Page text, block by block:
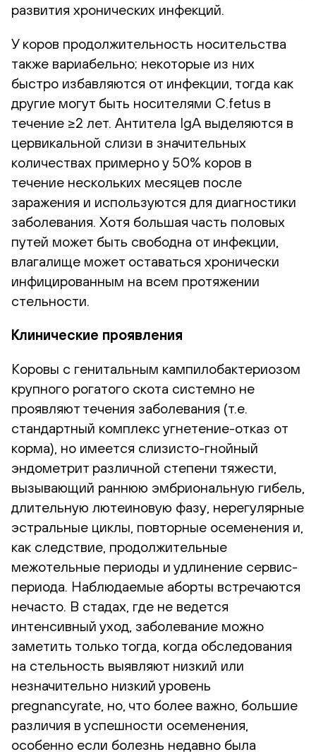
развития хронических инфекций.
У коров продолжительность носительства
также вариабельно; некоторые из них
быстро избавляются от инфекции, тогда как
другие могут быть носителями C.fetus в
течение ≥2 лет. Антитела IgA выделяются в
цервикальной слизи в значительных
количествах примерно у 50% коров в
течение нескольких месяцев после
заражения и используются для диагностики
заболевания. Хотя большая часть половых
путей может быть свободна от инфекции,
влагалище может оставаться хронически
инфицированным на всем протяжении
стельности.
Клинические проявления
Коровы с генитальным кампилобактериозом
крупного рогатого скота системно не
проявляют течения заболевания (т.е.
стандартный комплекс угнетение-отказ от
корма), но имеется слизисто-гнойный
эндометрит различной степени тяжести,
вызывающий раннюю эмбриональную гибель,
длительную лютеиновую фазу, нерегулярные
эстральные циклы, повторные осеменения и,
как следствие, продолжительные
межотельные периоды и удлинение сервис-
периода. Наблюдаемые аборты встречаются
нечасто. В стадах, где не ведется
интенсивный уход, заболевание можно
заметить только тогда, когда обследования
на стельность выявляют низкий или
незначительно низкий уровень
pregnancyrate, но, что более важно, большие
различия в успешности осеменения,
особенно если болезнь недавно была